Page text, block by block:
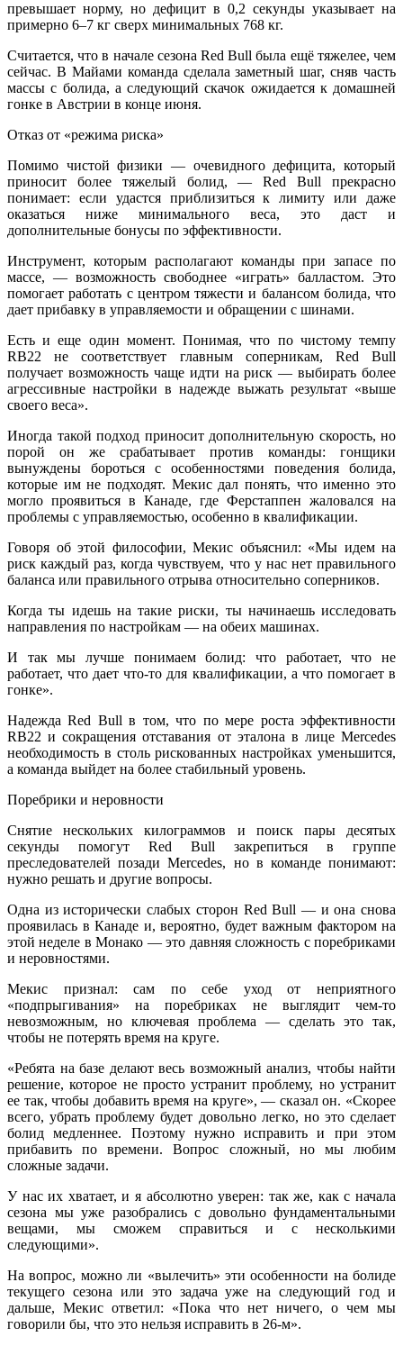
превышает норму, но дефицит в 0,2 секунды указывает на
примерно 6–7 кг сверх минимальных 768 кг.
Считается, что в начале сезона Red Bull была ещё тяжелее, чем
сейчас. В Майами команда сделала заметный шаг, сняв часть
массы с болида, а следующий скачок ожидается к домашней
гонке в Австрии в конце июня.
Отказ от «режима риска»
Помимо чистой физики — очевидного дефицита, который
приносит более тяжелый болид, — Red Bull прекрасно
понимает: если удастся приблизиться к лимиту или даже
оказаться ниже минимального веса, это даст и
дополнительные бонусы по эффективности.
Инструмент, которым располагают команды при запасе по
массе, — возможность свободнее «играть» балластом. Это
помогает работать с центром тяжести и балансом болида, что
дает прибавку в управляемости и обращении с шинами.
Есть и еще один момент. Понимая, что по чистому темпу
RB22 не соответствует главным соперникам, Red Bull
получает возможность чаще идти на риск — выбирать более
агрессивные настройки в надежде выжать результат «выше
своего веса».
Иногда такой подход приносит дополнительную скорость, но
порой он же срабатывает против команды: гонщики
вынуждены бороться с особенностями поведения болида,
которые им не подходят. Мекис дал понять, что именно это
могло проявиться в Канаде, где Ферстаппен жаловался на
проблемы с управляемостью, особенно в квалификации.
Говоря об этой философии, Мекис объяснил: «Мы идем на
риск каждый раз, когда чувствуем, что у нас нет правильного
баланса или правильного отрыва относительно соперников.
Когда ты идешь на такие риски, ты начинаешь исследовать
направления по настройкам — на обеих машинах.
И так мы лучше понимаем болид: что работает, что не
работает, что дает что-то для квалификации, а что помогает в
гонке».
Надежда Red Bull в том, что по мере роста эффективности
RB22 и сокращения отставания от эталона в лице Mercedes
необходимость в столь рискованных настройках уменьшится,
а команда выйдет на более стабильный уровень.
Поребрики и неровности
Снятие нескольких килограммов и поиск пары десятых
секунды помогут Red Bull закрепиться в группе
преследователей позади Mercedes, но в команде понимают:
нужно решать и другие вопросы.
Одна из исторически слабых сторон Red Bull — и она снова
проявилась в Канаде и, вероятно, будет важным фактором на
этой неделе в Монако — это давняя сложность с поребриками
и неровностями.
Мекис признал: сам по себе уход от неприятного
«подпрыгивания» на поребриках не выглядит чем-то
невозможным, но ключевая проблема — сделать это так,
чтобы не потерять время на круге.
«Ребята на базе делают весь возможный анализ, чтобы найти
решение, которое не просто устранит проблему, но устранит
ее так, чтобы добавить время на круге», — сказал он. «Скорее
всего, убрать проблему будет довольно легко, но это сделает
болид медленнее. Поэтому нужно исправить и при этом
прибавить по времени. Вопрос сложный, но мы любим
сложные задачи.
У нас их хватает, и я абсолютно уверен: так же, как с начала
сезона мы уже разобрались с довольно фундаментальными
вещами, мы сможем справиться и с несколькими
следующими».
На вопрос, можно ли «вылечить» эти особенности на болиде
текущего сезона или это задача уже на следующий год и
дальше, Мекис ответил: «Пока что нет ничего, о чем мы
говорили бы, что это нельзя исправить в 26-м».